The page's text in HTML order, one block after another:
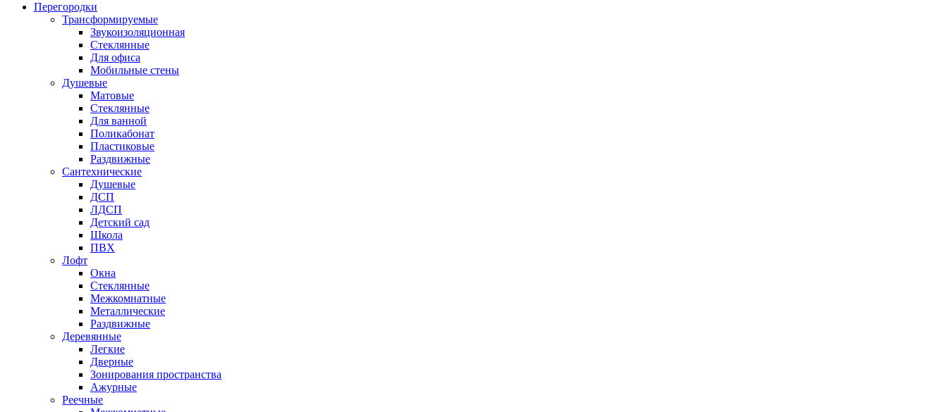
Перегородки
Трансформируемые
Звукоизоляционная
Стеклянные
Для офиса
Мобильные стены
Душевые
Матовые
Стеклянные
Для ванной
Поликабонат
Пластиковые
Раздвижные
Сантехнические
Душевые
ДСП
ЛДСП
Детский сад
Школа
ПВХ
Лофт
Окна
Стеклянные
Межкомнатные
Металлические
Раздвижные
Деревянные
Легкие
Дверные
Зонирования пространства
Ажурные
Реечные